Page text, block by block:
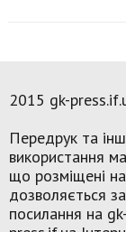
2015 gk-
Передрук та
використання
що розміщені на
дозволяється
посилання на gk-